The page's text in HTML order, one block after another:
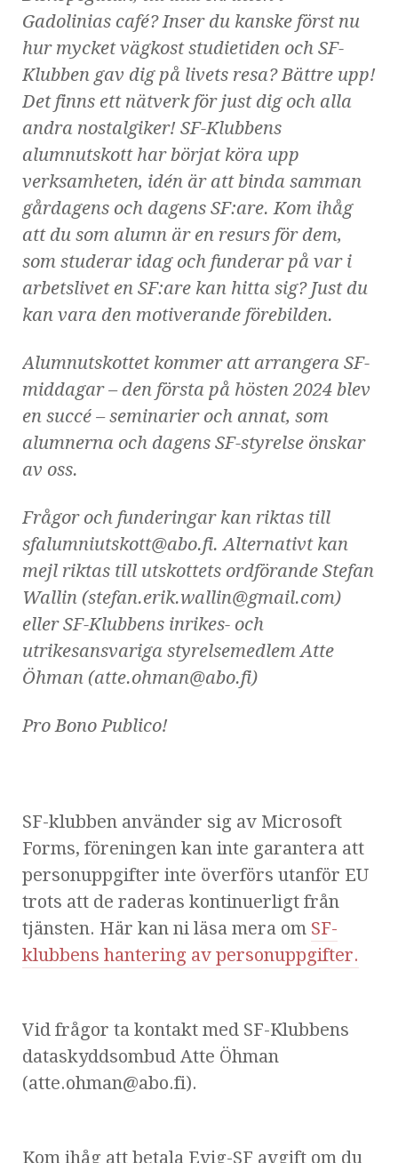
Gadolinias café? Inser du kanske först nu
hur mycket vägkost studietiden och SF-
Klubben gav dig på livets resa? Bättre upp!
Det finns ett nätverk för just dig och alla
andra nostalgiker! SF-Klubbens
alumnutskott har börjat köra upp
verksamheten, idén är att binda samman
gårdagens och dagens SF:are. Kom ihåg
att du som alumn är en resurs för dem,
som studerar idag och funderar på var i
arbetslivet en SF:are kan hitta sig? Just du
kan vara den motiverande förebilden.
Alumnutskottet kommer att arrangera SF-
middagar – den första på hösten 2024 blev
en succé – seminarier och annat, som
alumnerna och dagens SF-styrelse önskar
av oss.
Frågor och funderingar kan riktas till
sfalumniutskott@abo.fi. Alternativt kan
mejl riktas till utskottets ordförande Stefan
Wallin (stefan.erik.wallin@gmail.com)
eller SF-Klubbens inrikes- och
utrikesansvariga styrelsemedlem Atte
Öhman (atte.ohman@abo.fi)
Pro Bono Publico!
SF-klubben använder sig av Microsoft
Forms, föreningen kan inte garantera att
personuppgifter inte överförs utanför EU
trots att de raderas kontinuerligt från
tjänsten. Här kan ni läsa mera om SF-
klubbens hantering av personuppgifter.
Vid frågor ta kontakt med SF-Klubbens
dataskyddsombud Atte Öhman
(atte.ohman@abo.fi).
Kom ihåg att betala Evig-SF avgift om du